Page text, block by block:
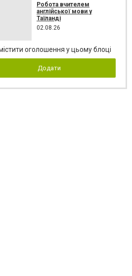
Робота вчителем
англійської мови у
Таїланді
02.08.26
оголошення у цьому блоці
Додати